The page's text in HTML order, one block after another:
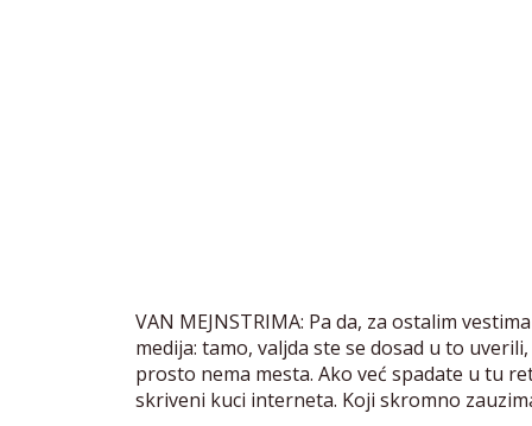
VAN MEJNSTRIMA: Pa da, za ostalim
medija: tamo, valjda ste se dosad u to
prosto nema mesta. Ako već spadate u tu
skriveni kuci interneta. Koji skromno